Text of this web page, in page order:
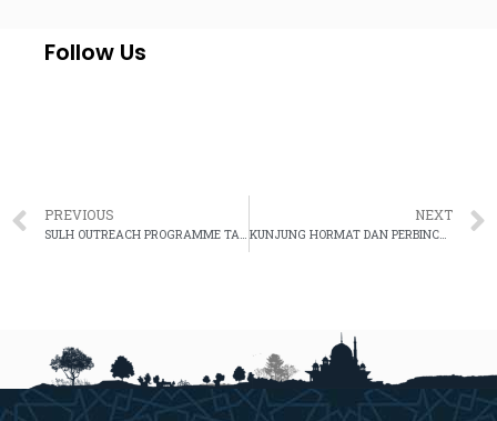
Follow Us
PREVIOUS
SULH OUTREACH PROGRAMME TAHUN 2022
NEXT
KUNJUNG HORMAT DAN PERBINCANGAN BERSAMA NAIB CANSELOR UNIVERSITI SAINS ISLAM MALAYSIA (USIM)